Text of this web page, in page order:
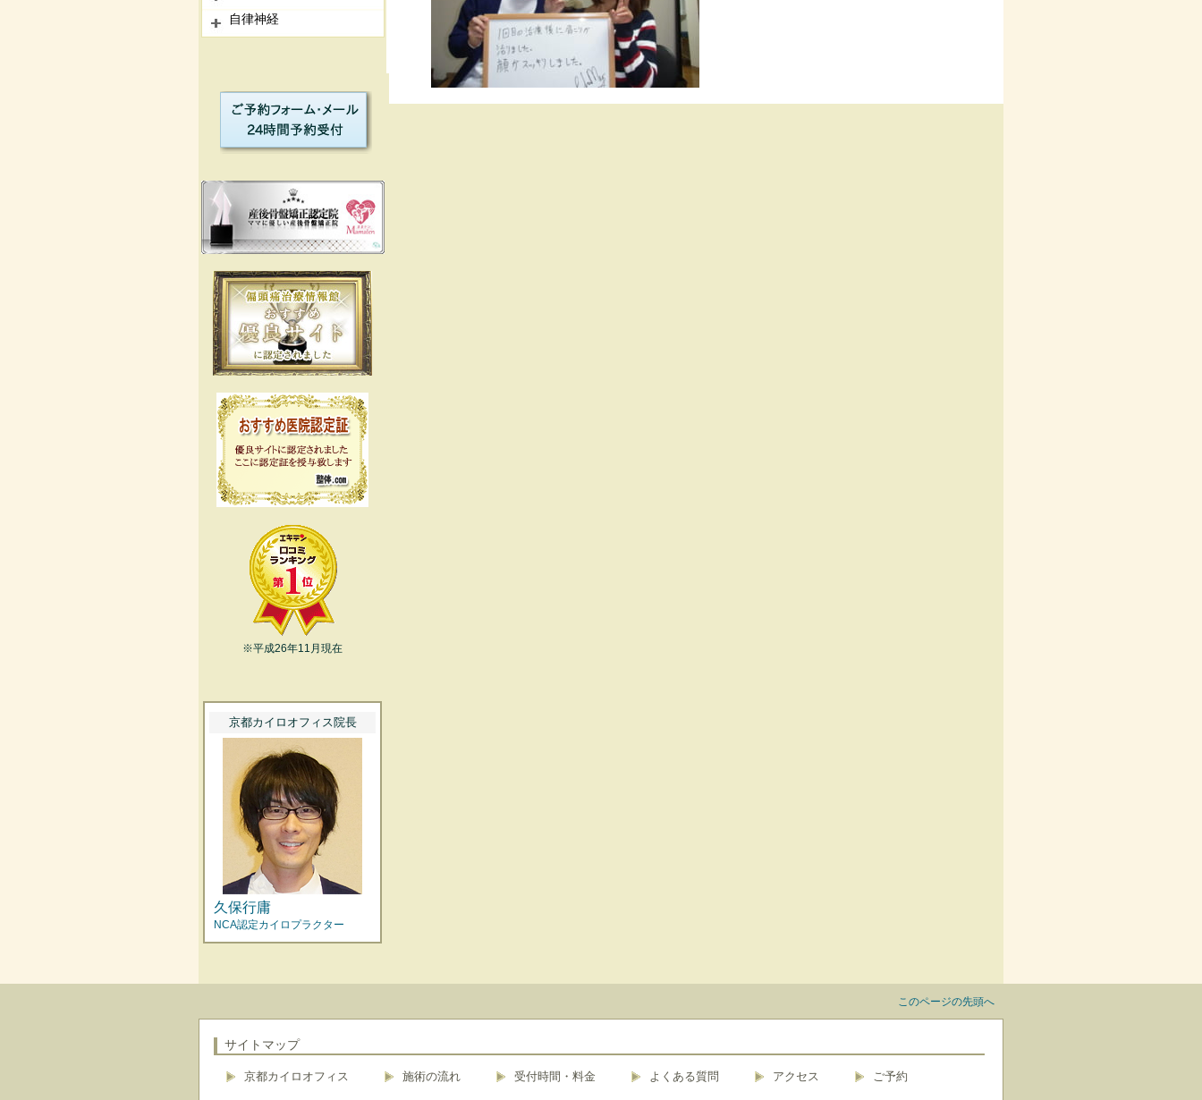
自律神経
※平成26年11月現在
京都カイロオフィス院長
久保行庸
NCA認定カイロプラクター
このページの先頭へ
サイトマップ
京都カイロオフィス 施術の流れ 受付時間・料金 よくある質問 アクセス ご予約